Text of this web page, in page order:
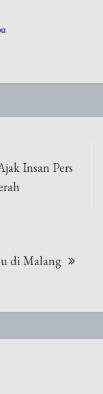
Insan Pers
di Malang